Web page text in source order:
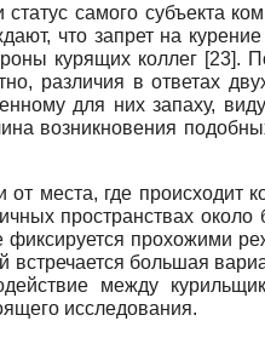
самого субъекта
что запрет на
курящих коллег [23].
различия в ответах
для них запаху,
возникновения
места, где
пространствах
фиксируется прохожими
большая
между
исследования.